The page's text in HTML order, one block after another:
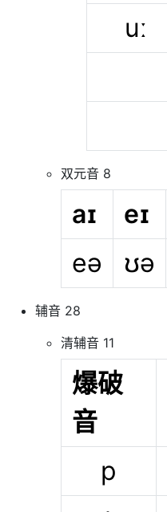
uː
双元音 8
aɪ eɪ
eə
ʊə
辅音 28
清辅音 11
爆破
音
p